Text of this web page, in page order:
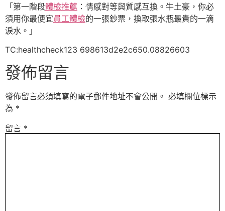
「第一階段體檢推薦 ：情感對等與質感互換。牛土豪，你必
須用你最便宜員工體檢的一張鈔票，換取張水瓶最貴的一滴
淚水。」
TC:healthcheck123 698613d2e2c650.08826603
發佈留言
發佈留言必須填寫的電子郵件地址不會公開。 必填欄位標示
為 *
留言 *